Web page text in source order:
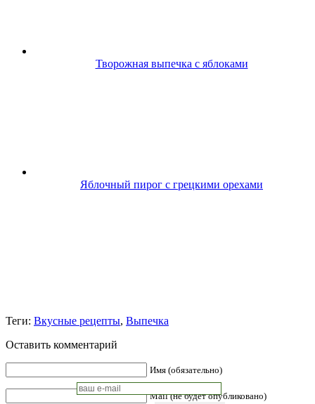
Творожная выпечка с яблоками
Яблочный пирог с грецкими орехами
Теги: Вкусные рецепты, Выпечка
Оставить комментарий
Имя (обязательно)
Mail (не будет опубликовано)